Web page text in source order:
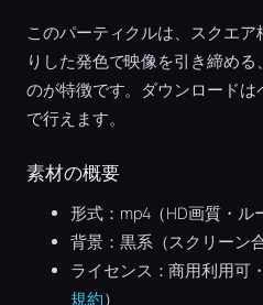
このパーティクルは、スクエア
りした発色で映像を引き締め
のが特徴です。ダウンロード
で行えます。
素材の概要
形式：mp4（HD画質・ル
背景：黒系（スクリーン
ライセンス：商用利用可
規約）